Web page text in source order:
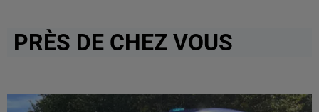
PRÈS DE CHEZ VOUS